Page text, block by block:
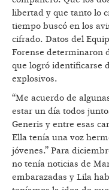
libertad y que tanto lo
tiempo buscó en los
cifrado. Datos del
Forense determinaron
que logró identificarse
explosivos.
“Me acuerdo de
estar un día todos
Generis y entre esas
Ella tenía una voz
jóvenes.” Para
no tenía noticias de
embarazadas y Lila